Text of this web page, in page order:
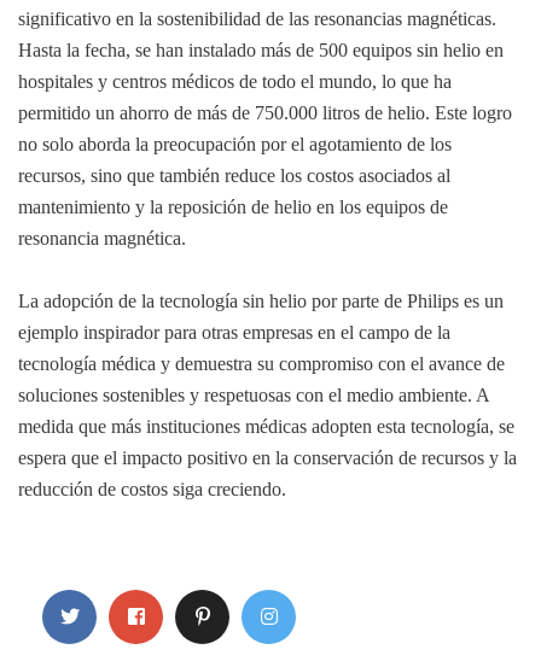
significativo en la sostenibilidad de las resonancias magnéticas.
Hasta la fecha, se han instalado más de 500 equipos sin helio en
hospitales y centros médicos de todo el mundo, lo que ha
permitido un ahorro de más de 750.000 litros de helio. Este logro
no solo aborda la preocupación por el agotamiento de los
recursos, sino que también reduce los costos asociados al
mantenimiento y la reposición de helio en los equipos de
resonancia magnética.
La adopción de la tecnología sin helio por parte de Philips es un
ejemplo inspirador para otras empresas en el campo de la
tecnología médica y demuestra su compromiso con el avance de
soluciones sostenibles y respetuosas con el medio ambiente. A
medida que más instituciones médicas adopten esta tecnología, se
espera que el impacto positivo en la conservación de recursos y la
reducción de costos siga creciendo.